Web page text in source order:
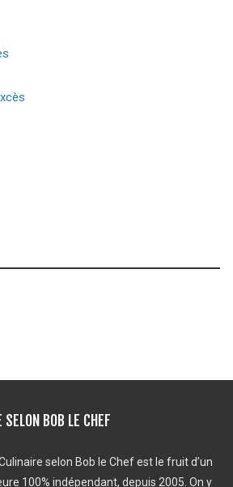
SELON BOB LE CHEF
selon Bob le Chef est le fruit d’un
100% indépendant, depuis 2005. On y